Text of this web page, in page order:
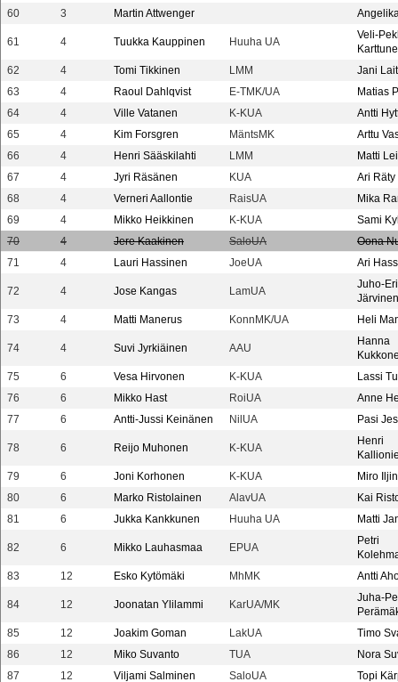
60
3 Martin Attwenger
61 4 Tuukka Kauppinen Huuha UA
Veli-
62
4 Tomi Tikkinen LMM
Jani
63
4 Raoul Dahlqvist E-TMK/UA
Matias
64
4 Ville Vatanen K-KUA
Antti
65
4 Kim Forsgren MäntsMK
Arttu
66
4 Henri Sääskilahti LMM
Matti
67
4 Jyri Räsänen KUA
Ari Räty
68
4 Verneri Aallontie RaisUA
Mika
69
4 Mikko Heikkinen K-KUA
Sami
70
4 Jere Kaakinen SaloUA
Oona
71
4 Lauri Hassinen JoeUA Ari
72 4 Jose Kangas LamUA
Juho-
Järvinen
73
4 Matti Manerus KonnMK/UA Heli
74 4 Suvi Jyrkiäinen AAU
Hanna
75
6 Vesa Hirvonen K-KUA
Lassi
76
6 Mikko Hast RoiUA
Anne
77
6 Antti-Jussi Keinänen NilUA Pasi
78 6 Reijo Muhonen K-KUA
Henri
79
6 Joni Korhonen K-KUA
Miro
80
6 Marko Ristolainen AlavUA
Kai
81
6 Jukka Kankkunen Huuha UA Matti
82 6 Mikko Lauhasmaa EPUA
Petri
83
12 Esko Kytömäki MhMK Antti
84 12 Joonatan Ylilammi KarUA/MK
Juha-
85
12 Joakim Goman LakUA
Timo
86
12 Miko Suvanto TUA
Nora
87
12 Viljami Salminen SaloUA Topi